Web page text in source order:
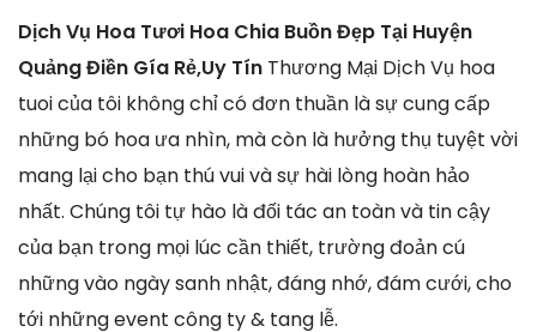
Dịch Vụ Hoa Tươi Hoa Chia Buồn Đẹp Tại Huyện
Quảng Điền Gía Rẻ,Uy Tín Thương Mại Dịch Vụ hoa
tuoi của tôi không chỉ có đơn thuần là sự cung cấp
những bó hoa ưa nhìn, mà còn là hưởng thụ tuyệt vời
mang lại cho bạn thú vui và sự hài lòng hoàn hảo
nhất. Chúng tôi tự hào là đối tác an toàn và tin cậy
của bạn trong mọi lúc cần thiết, trường đoản cú
những vào ngày sanh nhật, đáng nhớ, đám cưới, cho
tới những event công ty & tang lễ.